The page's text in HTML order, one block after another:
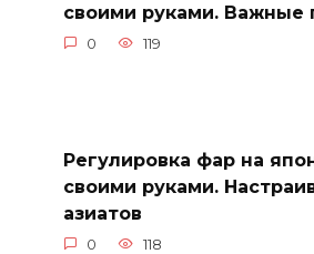
своими руками. Важные
0 119
Регулировка фар на
своими руками.
азиатов
0 118